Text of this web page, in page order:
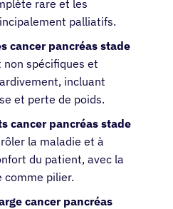
rare et les
palliatifs.
cancer pancréas stade
spécifiques et
incluant
et perte de poids.
cancer pancréas stade
la maladie et à
du patient, avec la
pilier.
cancer pancréas